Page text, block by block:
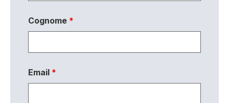
Cognome *
Email *